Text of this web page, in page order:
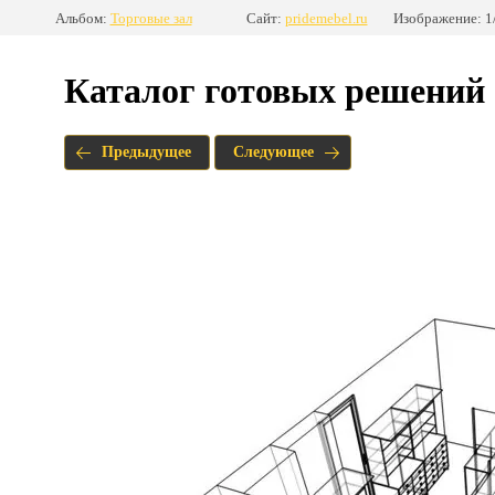
Альбом: Торговые зал Сайт: pridemebel.ru Изображение:
Каталог готовых решений
Предыдущее Следующее